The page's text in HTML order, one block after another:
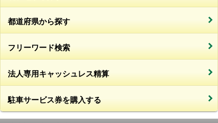
都道府県から探す
フリーワード検索
法人専用キャッシュレス精算
駐車サービス券を購入する